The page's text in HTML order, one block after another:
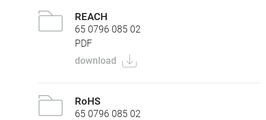
REACH
65 0796 085 02
PDF
download
RoHS
65 0796 085 02